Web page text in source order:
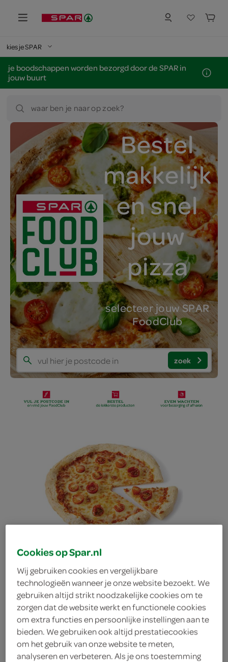
kies je SPAR
je boodschappen worden bezorgd door de SPAR in
jouw buurt
waar ben je naar op zoek?
Bestel
makkelijk
en snel
jouw
pizza
selecteer jouw SPAR
FoodClub
zoek
pizza Margherita
Cookies op Spar.nl
Wij gebruiken cookies en vergelijkbare
technologieën wanneer je onze website bezoekt. We
gebruiken altijd strikt noodzakelijke cookies om te
zorgen dat de website werkt en functionele cookies
om extra functies en persoonlijke instellingen aan te
bieden. We gebruiken ook altijd prestatiecookies
om het gebruik van onze website te meten,
analyseren en verbeteren. Als je ons toestemming